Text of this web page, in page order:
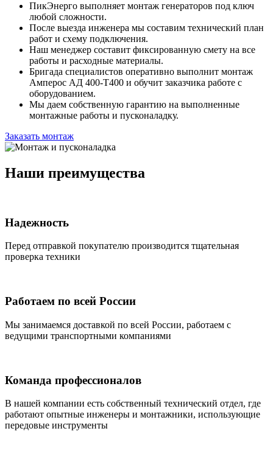
ПикЭнерго выполняет монтаж генераторов под ключ
любой сложности.
После выезда инженера мы составим технический план
работ и схему подключения.
Наш менеджер составит фиксированную смету на все
работы и расходные материалы.
Бригада специалистов оперативно выполнит монтаж
Амперос АД 400-Т400 и обучит заказчика работе с
оборудованием.
Мы даем собственную гарантию на выполненные
монтажные работы и пусконаладку.
Заказать монтаж
Наши преимущества
Надежность
Перед отправкой покупателю производится тщательная
проверка техники
Работаем по всей России
Мы занимаемся доставкой по всей России, работаем с
ведущими транспортными компаниями
Команда профессионалов
В нашей компании есть собственный технический отдел, где
работают опытные инженеры и монтажники, использующие
передовые инструменты